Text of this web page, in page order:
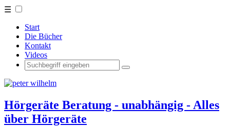
☰
Start
Die Bücher
Kontakt
Videos
Hörgeräte Beratung - unabhängig - Alles
über Hörgeräte